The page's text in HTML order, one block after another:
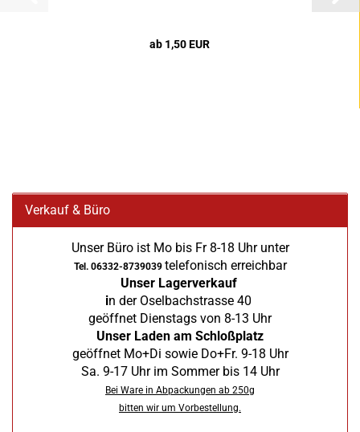
ab 1,50 EUR
Verkauf & Büro
Unser Büro ist Mo bis Fr 8-18 Uhr unter
Tel. 06332-8739039 telefonisch erreichbar
Unser Lagerverkauf
in der Oselbachstrasse 40
geöffnet Dienstags von 8-13 Uhr
Unser Laden am Schloßplatz
geöffnet Mo+Di sowie Do+Fr. 9-18 Uhr
Sa. 9-17 Uhr im Sommer bis 14 Uhr
Bei Ware in Abpackungen ab 250g
bitten wir um Vorbestellung.